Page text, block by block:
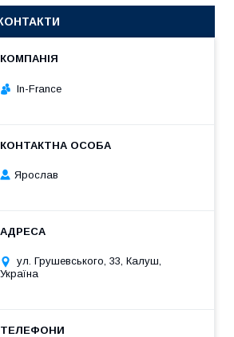
In-France
Ярослав
ул. Грушевського, 33, Калуш,
Україна